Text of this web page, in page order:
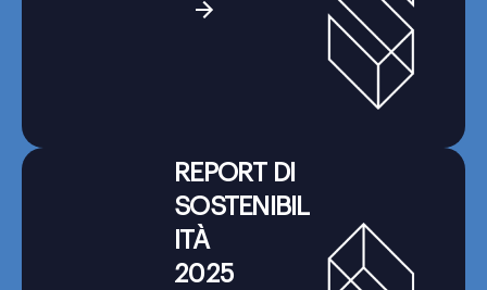
REPORT DI
SOSTENIBIL
ITÀ
2025